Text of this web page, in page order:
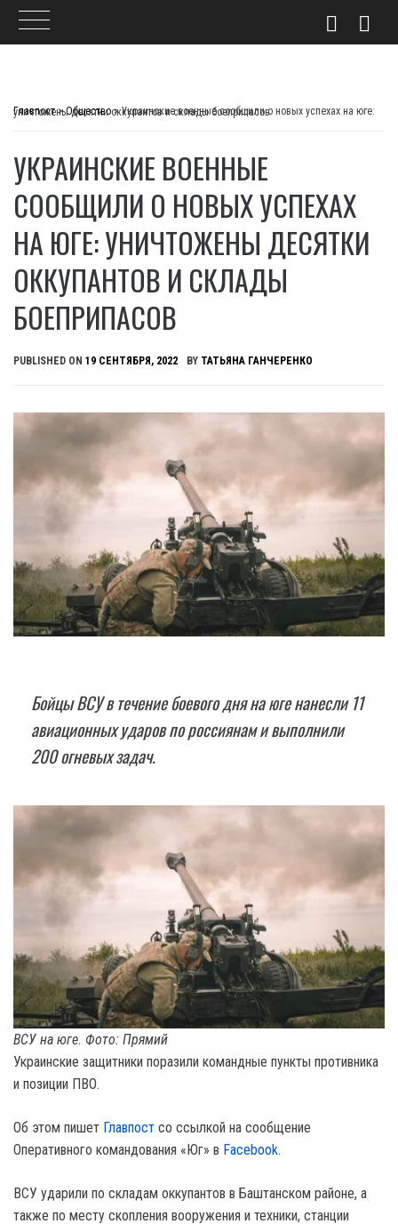
Главпост>Общество>
Украинские военные сообщили о новых успехах на юге: уничтожены десятки оккупантов и склады боеприпасов
УКРАИНСКИЕ ВОЕННЫЕ
СООБЩИЛИ О НОВЫХ УСПЕХАХ
НА ЮГЕ: УНИЧТОЖЕНЫ ДЕСЯТКИ
ОККУПАНТОВ И СКЛАДЫ
БОЕПРИПАСОВ
PUBLISHED ON 19 СЕНТЯБРЯ, 2022 BY ТАТЬЯНА ГАНЧЕРЕНКО
Бойцы ВСУ в течение боевого дня на юге нанесли 11
авиационных ударов по россиянам и выполнили
200 огневых задач.
ВСУ на юге. Фото: Прямий
Украинские защитники поразили командные пункты противника
и позиции ПВО.
Об этом пишет Главпост со ссылкой на сообщение
Оперативного командования «Юг» в Facebook.
ВСУ ударили по складам оккупантов в Баштанском районе, а
также по месту скопления вооружения и техники, станции